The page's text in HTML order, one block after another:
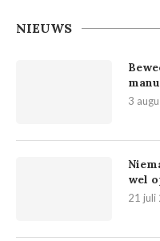
NIEUWS
3
wel
21 juli